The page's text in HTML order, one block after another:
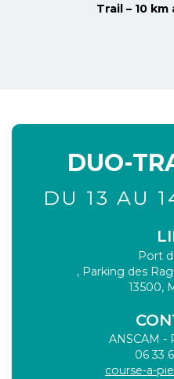
Trail – 10
DUO-
DU 13 AU
Port
, Parking des
13500,
ANSCAM -
06 33
course-a-